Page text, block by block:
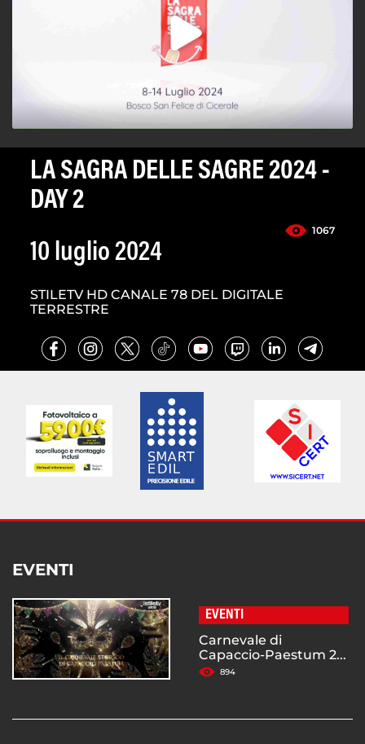
LA SAGRA DELLE SAGRE 2024 -
DAY 2
1067
10 luglio 2024
STILETV HD CANALE 78 DEL DIGITALE
TERRESTRE
EVENTI
EVENTI
Carnevale di
Capaccio-Paestum 2...
894